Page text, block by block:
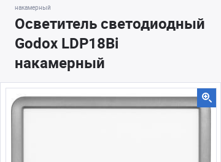
накамерный
Осветитель светодиодный
Godox LDP18Bi
накамерный